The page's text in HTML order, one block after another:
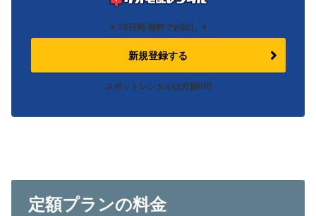
▼ 30日間 無料でお試し ▼
新規登録する
スポットレンタルは月額0円
定額プランの料金